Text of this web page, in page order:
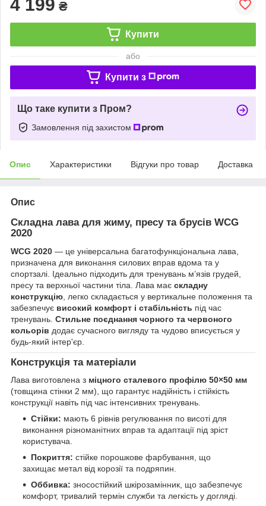
4 199 ₴
Купити
або
Купити з
Що таке купити з Пром?
Замовлення під захистом
Опис Характеристики Відгуки про товар Доставка
Опис
Складна лава для жиму, пресу та брусів WCG
2020
WCG 2020 — це універсальна багатофункціональна лава,
призначена для виконання силових вправ вдома та у
спортзалі. Ідеально підходить для тренувань м’язів грудей,
пресу та верхньої частини тіла. Лава має складну
конструкцію , легко складається у вертикальне положення та
забезпечує високий комфорт і стабільність під час
тренувань. Стильне поєднання чорного та червоного
кольорів додає сучасного вигляду та чудово вписується у
будь-який інтер'єр.
Конструкція та матеріали
Лава виготовлена з міцного сталевого профілю 50×50 мм
(товщина стінки 2 мм), що гарантує надійність і стійкість
конструкції навіть під час інтенсивних тренувань.
Стійки: мають 6 рівнів регулювання по висоті для
виконання різноманітних вправ та адаптації під зріст
користувача.
Покриття: стійке порошкове фарбування, що
захищає метал від корозії та подряпин.
Оббивка: зносостійкий шкірозамінник, що забезпечує
комфорт, тривалий термін служби та легкість у догляді.